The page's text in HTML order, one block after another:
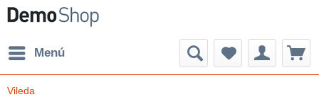
Menú
Vileda